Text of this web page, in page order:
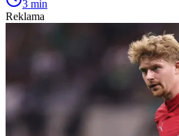
3 min
Reklama